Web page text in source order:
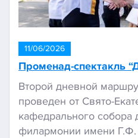
11/06/2026
Променад-спектакль
Второй дневной
проведен от Свято-
кафедрального собора
филармонии имени